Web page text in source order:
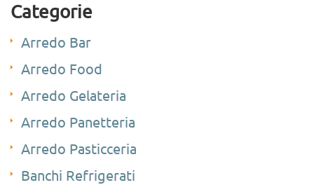
Categorie
Arredo Bar
Arredo Food
Arredo Gelateria
Arredo Panetteria
Arredo Pasticceria
Banchi Refrigerati